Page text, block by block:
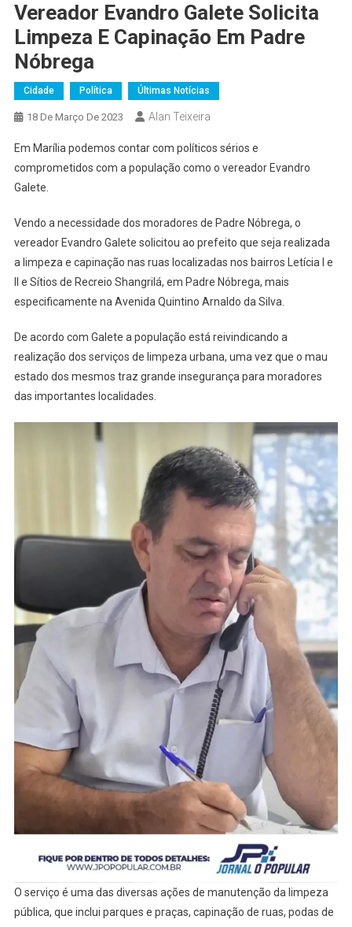
Vereador Evandro Galete Solicita
Limpeza E Capinação Em Padre
Nóbrega
Cidade Política Últimas Notícias
18 De Março De 2023 Alan Teixeira
Em Marília podemos contar com políticos sérios e
comprometidos com a população como o vereador Evandro
Galete.
Vendo a necessidade dos moradores de Padre Nóbrega, o
vereador Evandro Galete solicitou ao prefeito que seja realizada
a limpeza e capinação nas ruas localizadas nos bairros Letícia I e
II e Sítios de Recreio Shangrilá, em Padre Nóbrega, mais
especificamente na Avenida Quintino Arnaldo da Silva.
De acordo com Galete a população está reivindicando a
realização dos serviços de limpeza urbana, uma vez que o mau
estado dos mesmos traz grande insegurança para moradores
das importantes localidades.
O serviço é uma das diversas ações de manutenção da limpeza
pública, que inclui parques e praças, capinação de ruas, podas de